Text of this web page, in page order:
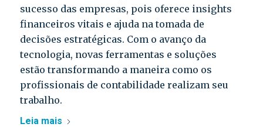
sucesso das empresas, pois oferece insights
financeiros vitais e ajuda na tomada de
decisões estratégicas. Com o avanço da
tecnologia, novas ferramentas e soluções
estão transformando a maneira como os
profissionais de contabilidade realizam seu
trabalho.
Leia mais